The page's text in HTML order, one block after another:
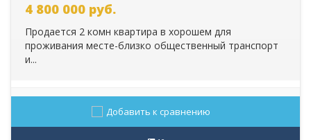
4 800 000 руб.
Продается 2 комн квартира в хорошем для
проживания месте-близко общественный транспорт
и...
Добавить к сравнению